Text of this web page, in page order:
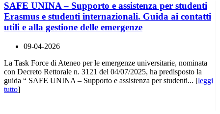
SAFE UNINA – Supporto e assistenza per studenti
Erasmus e studenti internazionali. Guida ai contatti
utili e alla gestione delle emergenze
09-04-2026
La Task Force di Ateneo per le emergenze universitarie, nominata
con Decreto Rettorale n. 3121 del 04/07/2025, ha predisposto la
guida “ SAFE UNINA – Supporto e assistenza per studenti... [leggi
tutto]